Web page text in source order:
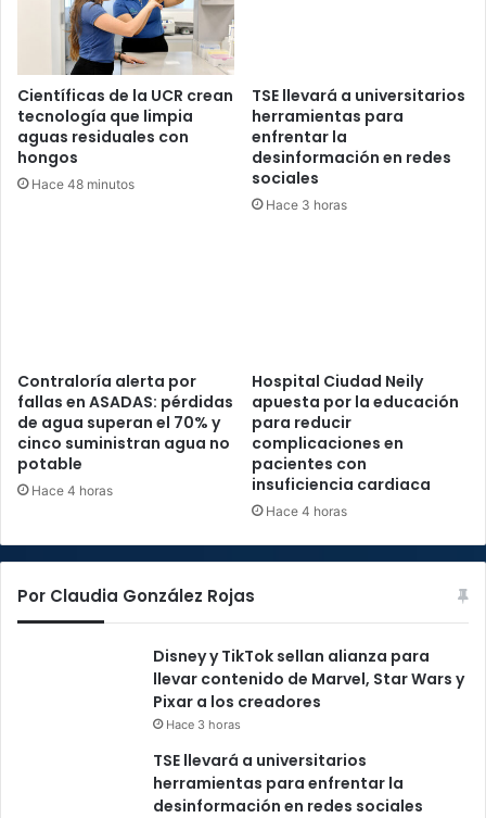
Científicas de la UCR crean
tecnología que limpia
aguas residuales con
hongos
Hace 48 minutos
TSE llevará a universitarios
herramientas para
enfrentar la
desinformación en redes
sociales
Hace 3 horas
Contraloría alerta por
fallas en ASADAS: pérdidas
de agua superan el 70% y
cinco suministran agua no
potable
Hace 4 horas
Hospital Ciudad Neily
apuesta por la educación
para reducir
complicaciones en
pacientes con
insuficiencia cardiaca
Hace 4 horas
Por Claudia González Rojas
Disney y TikTok sellan alianza para
llevar contenido de Marvel, Star Wars y
Pixar a los creadores
Hace 3 horas
TSE llevará a universitarios
herramientas para enfrentar la
desinformación en redes sociales